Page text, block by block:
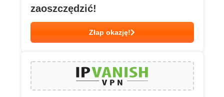
zaoszczędzić!
Złap okazję!